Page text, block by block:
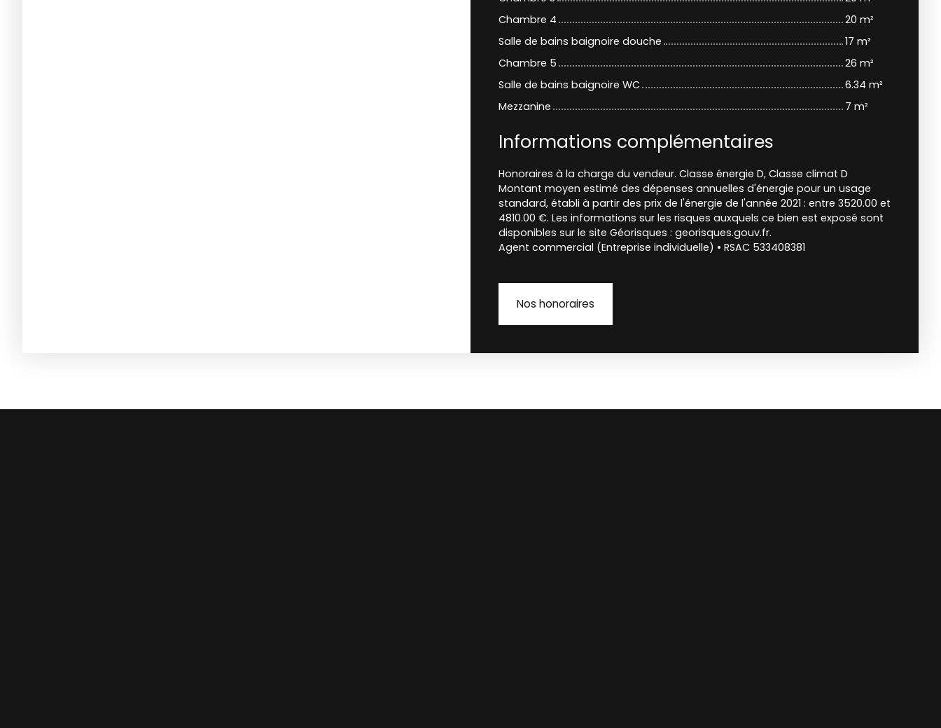
Chambre 4
20 m²
Salle de bains baignoire douche
17 m²
Chambre 5
26 m²
Salle de bains baignoire WC
6.34 m²
Mezzanine
7 m²
Informations complémentaires
Honoraires à la charge du vendeur. Classe énergie D, Classe climat D
Montant moyen estimé des dépenses annuelles d'énergie pour un usage
standard, établi à partir des prix de l'énergie de l'année 2021 : entre 3520.00 et
4810.00 €. Les informations sur les risques auxquels ce bien est exposé sont
disponibles sur le site Géorisques : georisques.gouv.fr.
Agent commercial (Entreprise individuelle) • RSAC 533408381
Nos honoraires